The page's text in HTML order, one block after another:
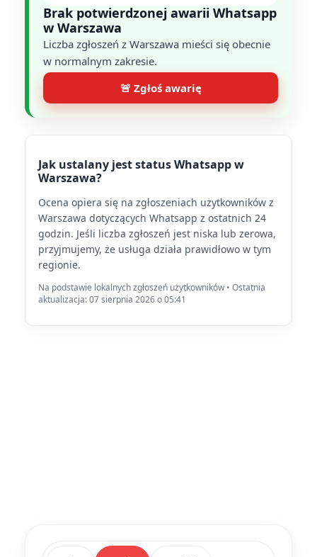
Brak potwierdzonej awarii Whatsapp
w Warszawa
Liczba zgłoszeń z Warszawa mieści się obecnie
w normalnym zakresie.
🚨 Zgłoś awarię
Jak ustalany jest status Whatsapp w
Warszawa?
Ocena opiera się na zgłoszeniach użytkowników z
Warszawa dotyczących Whatsapp z ostatnich 24
godzin. Jeśli liczba zgłoszeń jest niska lub zerowa,
przyjmujemy, że usługa działa prawidłowo w tym
regionie.
Na podstawie lokalnych zgłoszeń użytkowników • Ostatnia
aktualizacja: 07 sierpnia 2026 o 05:41